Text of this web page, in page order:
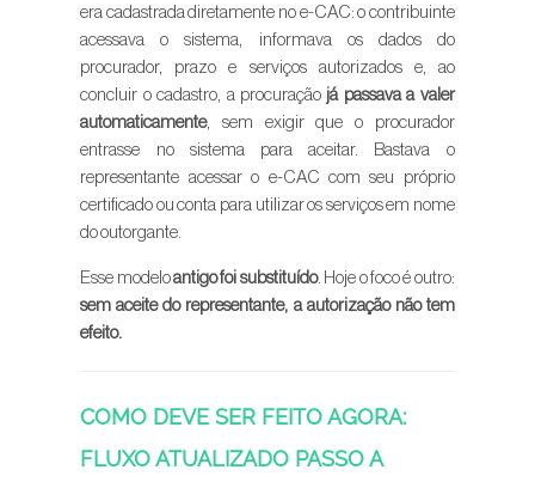
era cadastrada diretamente no e-CAC: o contribuinte
acessava o sistema, informava os dados do
procurador, prazo e serviços autorizados e, ao
concluir o cadastro, a procuração já passava a valer
automaticamente, sem exigir que o procurador
entrasse no sistema para aceitar. Bastava o
representante acessar o e-CAC com seu próprio
certificado ou conta para utilizar os serviços em nome
do outorgante.
Esse modeloantigo foi substituído. Hoje o foco é outro:
sem aceite do representante, a autorização não tem
efeito.
COMO DEVE SER FEITO AGORA:
FLUXO ATUALIZADO PASSO A